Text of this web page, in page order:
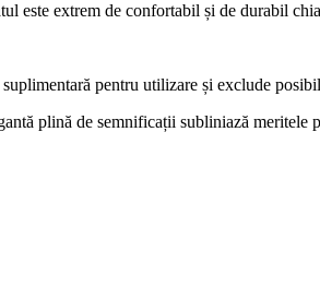
este extrem de confortabil și de durabil
pentru utilizare și exclude
plină de semnificații subliniază